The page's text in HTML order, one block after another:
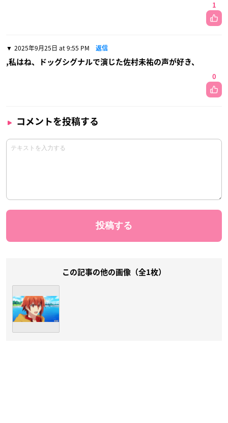
1
2025年9月25日 at 9:55 PM 返信
,私はね、ドッグシグナルで演じた佐村未祐の声が好き、
0
コメントを投稿する
この記事の他の画像（全1枚）